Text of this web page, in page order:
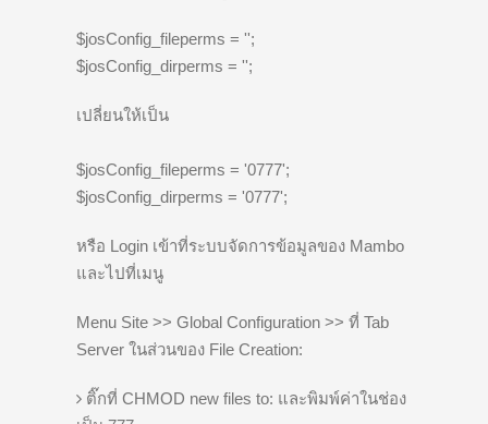
$josConfig_fileperms = '';
$josConfig_dirperms = '';
เปลี่ยนให้เป็น
$josConfig_fileperms = '0777';
$josConfig_dirperms = '0777';
หรือ Login เข้าที่ระบบจัดการข้อมูลของ Mambo
และไปที่เมนู
Menu Site >> Global Configuration >> ที่ Tab
Server ในส่วนของ File Creation:
ติ๊กที่ CHMOD new files to: และพิมพ์ค่าในช่อง